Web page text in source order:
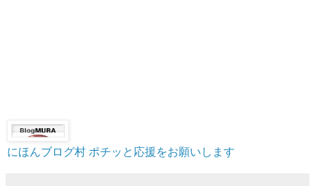
にほんブログ村 ポチッと応援をお願いします